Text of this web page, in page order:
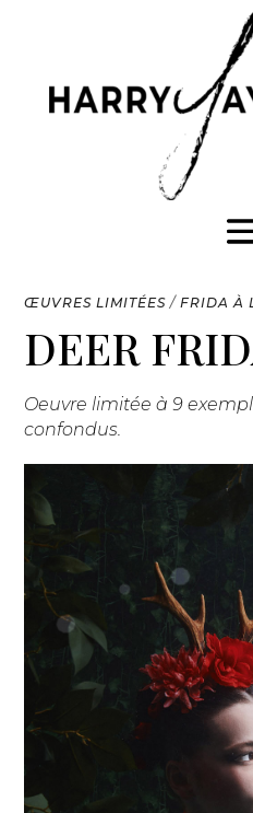
ŒUVRES LIMITÉES /FRIDA À
DEER
Oeuvre limitée à 9
confondus.